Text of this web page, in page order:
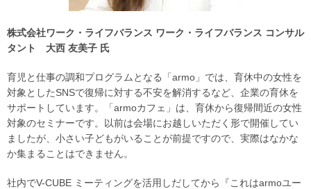
株式会社ワーク・ライフバランス ワーク・ライフバランス コンサル
タント 大西 友美子 氏
育児と仕事の調和プログラムとなる「armo」では、育休中の女性を
対象としたSNSで復帰に対する不安を解消するなど、企業の育休を
サポートしています。「armoカフェ」は、育休から復帰間近の女性
対象のセミナーです。以前は会場にお越しいただく形で開催してい
ましたが、小さい子どもがいることが前提ですので、実際はなかな
か集まることはできません。
社内でV-CUBE ミーティングを活用しだしてから『これはarmoユー